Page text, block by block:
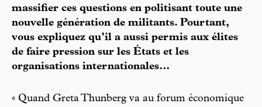
massifier ces questions en politisant toute une
nouvelle génération de militants. Pourtant,
vous expliquez qu’il a aussi permis aux élites
de faire pression sur les États et les
organisations internationales…
« Quand Greta Thunberg va au forum économique